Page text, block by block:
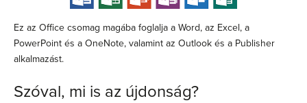
Ez az Office csomag magába foglalja a Word, az Excel, a
PowerPoint és a OneNote, valamint az Outlook és a Publisher
alkalmazást.
Szóval, mi is az újdonság?